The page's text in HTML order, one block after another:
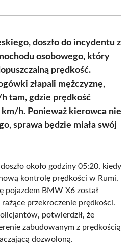
doszło do incydentu z
osobowego, który
prędkość.
złapali mężczyznę,
tam, gdzie prędkość
h. Ponieważ kierowca nie
sprawa będzie miała swój
około godziny 05:20, kiedy
kontrolę prędkości w Rumi.
pojazdem BMW X6 został
przekroczenie prędkości.
potwierdził, że
zabudowanym z prędkością
dozwoloną.